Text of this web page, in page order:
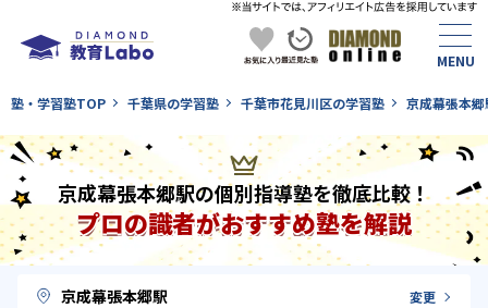
塾・学習塾TOP 千葉県の学習塾 千葉市花見川区の学習塾 京成幕張本
京成幕張本郷駅の個別指導塾を徹底比較！
プロの識者がおすすめ塾を解説
京成幕張本郷駅 変更